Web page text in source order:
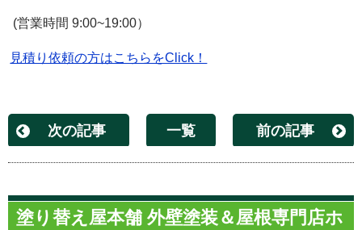
(営業時間 9:00~19:00）
見積り依頼の方はこちらをClick！
次の記事 一覧 前の記事
塗り替え屋本舗 外壁塗装＆屋根専門店ホ